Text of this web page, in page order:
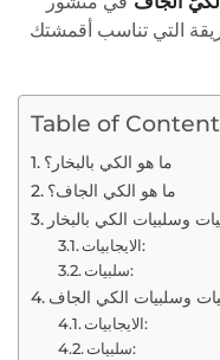
التي تناسب أقمشتك
Table of
ما هو الكي بالبخار؟
ما هو الكي الجاف؟
وسلبيات الكي بالبخار
الايجابيات:
سلبيات:
الايجابيات:
سلبيات: